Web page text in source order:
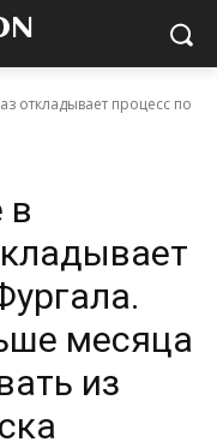
откладывает процесс по
в
месяца
из